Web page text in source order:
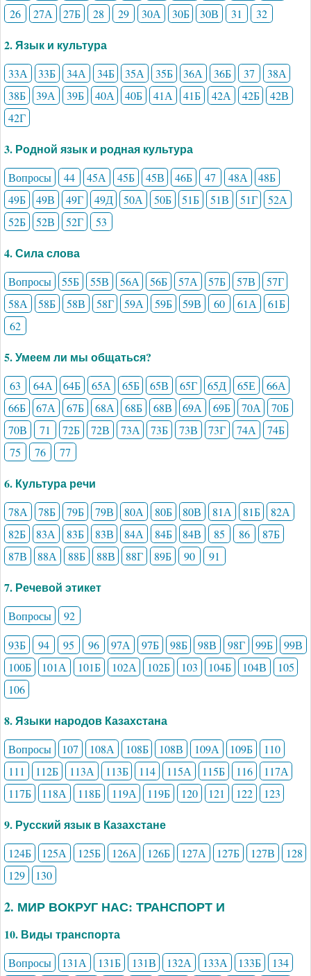
26
27А 27Б 28 29 30А 30Б 30В 31 32
2. Язык и культура
33А 33Б 34А 34Б 35А 35Б 36А 36Б 37
38А
38Б
39А 39Б 40А 40Б 41А 41Б 42А 42Б
42В
42Г
3. Родной язык и родная культура
Вопросы 44 45А 45Б 45В 46Б 47 48А
48Б
49Б
49В 49Г 49Д 50А 50Б 51Б 51В 51Г
52А
52Б
52В 52Г 53
4. Сила слова
Вопросы 55Б 55В 56А 56Б 57А 57Б 57В
57Г
58А
58Б 58В 58Г 59А 59Б 59В 60 61А
61Б
62
5. Умеем ли мы общаться?
63 64А 64Б 65А 65Б 65В 65Г 65Д 65Е
66А
66Б
67А 67Б 68А 68Б 68В 69А 69Б 70А
70Б
70В
71 72Б 72В 73А 73Б 73В 73Г 74А
74Б
75
76 77
6. Культура речи
78А 78Б 79Б 79В 80А 80Б 80В 81А 81Б
82А
82Б
83А 83Б 83В 84А 84Б 84В 85 86
87Б
87В
88А 88Б 88В 88Г 89Б 90 91
7. Речевой этикет
Вопросы
92
93Б
94 95 96 97А 97Б 98Б 98В 98Г 99Б
99В
100Б
101А 101Б 102А 102Б 103 104Б 104В
105
106
8. Языки народов Казахстана
Вопросы 107 108А 108Б 108В 109А 109Б
110
111
112Б 113А 113Б 114 115А 115Б 116
117А
117Б
118А 118Б 119А 119Б 120 121 122 123
9. Русский язык в Казахстане
124Б 125А 125Б 126А 126Б 127А 127Б 127В
128
129
130
2. МИР ВОКРУГ НАС: ТРАНСПОРТ И
10. Виды транспорта
Вопросы 131А 131Б 131В 132А 133А 133Б 134